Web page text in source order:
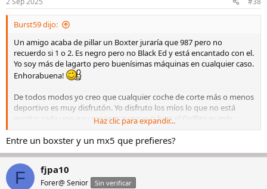
e
s
Burst59 dijo:
Un amigo acaba de pillar un Boxter juraría que 987 pero no
recuerdo si 1 o 2. Es negro pero no Black Ed y está encantado con el.
Yo soy más de lagarto pero buenísimas máquinas en cualquier caso.
Enhorabuena!
De todos modos yo creo que cualquier coche de corte más o menos
deportivo es muy disfrutón. Yo disfruto los míos lo que no está
escrito; cada uno a su manera aunque si bien el Golfito es más
ratonero y efectivo en ciertas situaciones (es un misil muy bien
afinado), las sensaciones que transmite la combinación de V8
gordo/manual/trasera lo hacen algo muy, muy especial y sin fundir
un pastizal en comprarlo y mantenerlo. 🤘🏾😎
Haz clic para expandir...
Entre un boxster y un mx5 que prefieres?
F fjpa10
Forer@ Senior Sin verificar